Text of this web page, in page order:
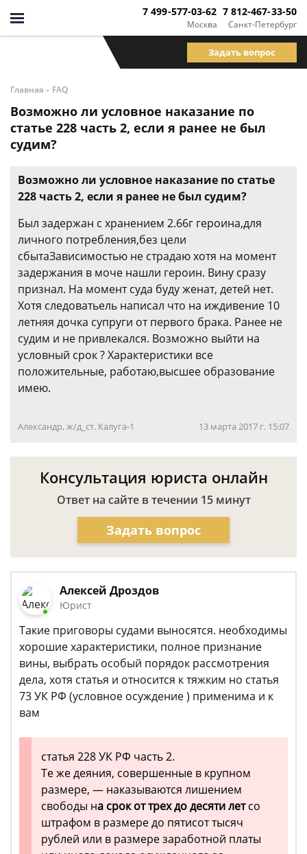
Москва
7 499-577-03-62
Санкт-Петербург
7 812-467-33-50
Задать вопрос
Главная - FAQ
Возможно ли условное наказание по
статье 228 часть 2, если я ранее не был
судим?
Возможно ли условное наказание по статье
228 часть 2, если я ранее не был судим?
Был задержан с хранением 2.66г героина,для
личного потребления,без цели
сбытаЗависимостью не страдаю хотя на момент
задержания в моче нашли героин. Вину сразу
признал. На момент суда буду женат, детей нет.
Хотя следоватьель написал что на иждивение 10
летняя дочка супруги от первого брака. Ранее не
судим и не привлекался. Возможно выйти на
условный срок ? Характеристики все
положительные, работаю,высшее образование
имею.
Александр, ж/д_ст. Калуга-1 13 марта 2017 г. 15:07
Консультация юриста онлайн
Ответ на сайте в течении 15 минут
Задать вопрос
Алексей Дроздов
Юрист
Такие приговоры судами выносятся. необходимы
хорошие характеристики, полное признание
вины, выбрать особый порядок рассмотрения
дела, хотя статья и относится к тяжким но статья
73 УК РФ (условное осуждение ) применима и к
вам
статья 228 УК РФ часть 2.
Те же деяния, совершенные в крупном
размере, — наказываются лишением
свободы на срок от трех до десяти летсо
штрафом в размере до пятисот тысяч
рублей или в размере заработной платы